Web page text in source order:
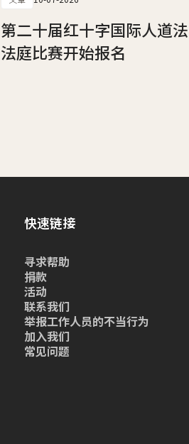
第二十届红十字国际人道
法庭比赛开始报名
快速链接
寻求帮助
捐款
活动
联系我们
举报工作人员的不当行为
加入我们
常见问题